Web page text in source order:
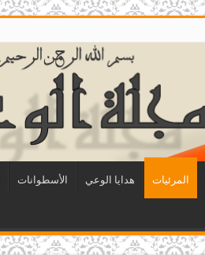
المرئيات هدايا الوعي الأسطوانات